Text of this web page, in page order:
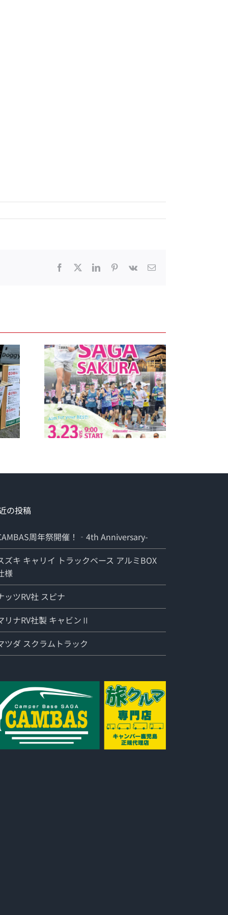
Facebook LinkedInPinterest
Vk
電
の投稿
周年祭開催！‐4th Anniversary-
ズキ キャリイ トラックベース アルミBOX
様
ッツRV社 スピナ
リナRV社製 キャビンⅡ
ツダ スクラムトラック